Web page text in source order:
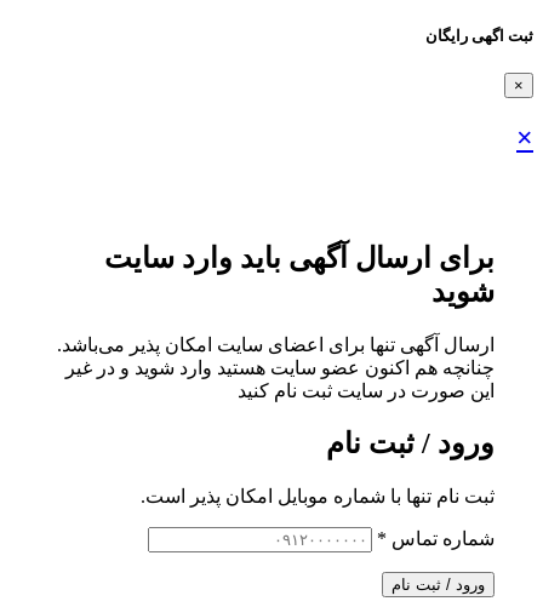
ثبت اگهی رایگان
×
×
برای ارسال آگهی باید وارد سایت
شوید
ارسال آگهی تنها برای اعضای سایت امکان پذیر می‌باشد.
چنانچه هم‌ اکنون عضو سایت هستید وارد شوید و در غیر
این صورت در سایت ثبت نام کنید
ورود / ثبت نام
ثبت نام تنها با شماره موبایل امکان پذیر است.
شماره تماس *
ورود / ثبت نام